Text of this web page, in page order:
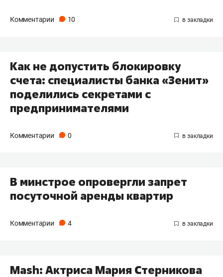
Комментарии 10
Как не допустить блокировку
счета: специалисты банка «Зенит»
поделились секретами с
предпринимателями
Комментарии 0
В минстрое опровергли запрет
посуточной аренды квартир
Комментарии 4
Mash: Актриса Мария Стерникова